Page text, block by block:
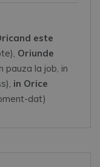
este
Oriunde
pauza la job, in
in Orice
dat)